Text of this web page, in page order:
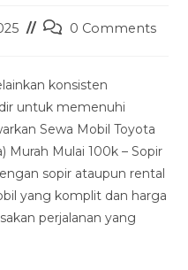
Post0 Comments
konsisten
untuk memenuhi
Sewa Mobil Toyota
Murah Mulai 100k – Sopir
sopir ataupun rental
yang komplit dan harga
perjalanan yang